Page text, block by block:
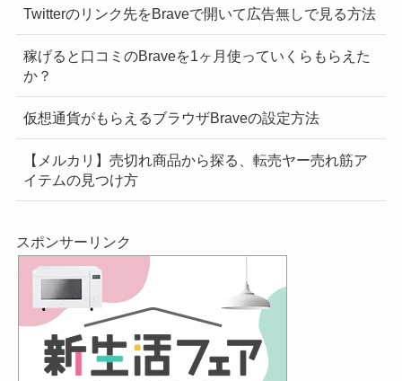
Twitterのリンク先をBraveで開いて広告無しで見る方法
稼げると口コミのBraveを1ヶ月使っていくらもらえた
か？
仮想通貨がもらえるブラウザBraveの設定方法
【メルカリ】売切れ商品から探る、転売ヤー売れ筋ア
イテムの見つけ方
スポンサーリンク